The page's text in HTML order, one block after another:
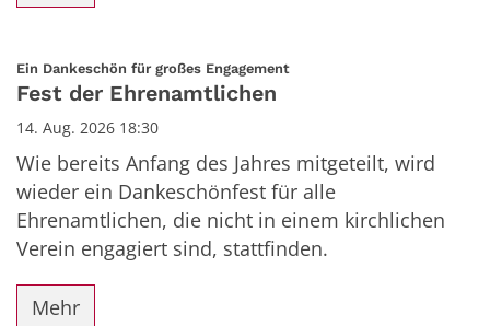
Ein Dankeschön für großes Engagement:
Fest der Ehrenamtlichen
14. Aug. 2026 18:30
Wie bereits Anfang des Jahres mitgeteilt, wird
wieder ein Dankeschönfest für alle
Ehrenamtlichen, die nicht in einem kirchlichen
Verein engagiert sind, stattfinden.
Mehr